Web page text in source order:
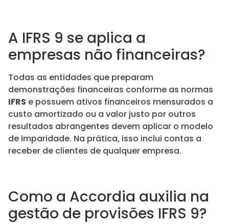
A IFRS 9 se aplica a
empresas não financeiras?
Todas as entidades que preparam
demonstrações financeiras conforme as normas
IFRS e possuem ativos financeiros mensurados a
custo amortizado ou a valor justo por outros
resultados abrangentes devem aplicar o modelo
de imparidade. Na prática, isso inclui contas a
receber de clientes de qualquer empresa.
Como a Accordia auxilia na
gestão de provisões IFRS 9?